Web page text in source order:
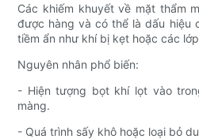
Các khiếm khuyết về mặt thẩm
được hàng và có thể là dấu hiệu
tiềm ẩn như khí bị kẹt hoặc các
Nguyên nhân phổ biến:
- Hiện tượng bọt khí lọt vào
màng.
- Quá trình sấy khô hoặc loại bỏ